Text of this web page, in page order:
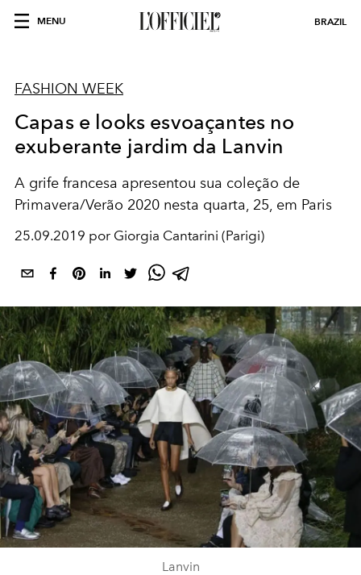
MENU BRAZIL
FASHION WEEK
Capas e looks esvoaçantes no
exuberante jardim da Lanvin
A grife francesa apresentou sua coleção de
Primavera/Verão 2020 nesta quarta, 25, em Paris
25.09.2019 por Giorgia Cantarini (Parigi)
Lanvin